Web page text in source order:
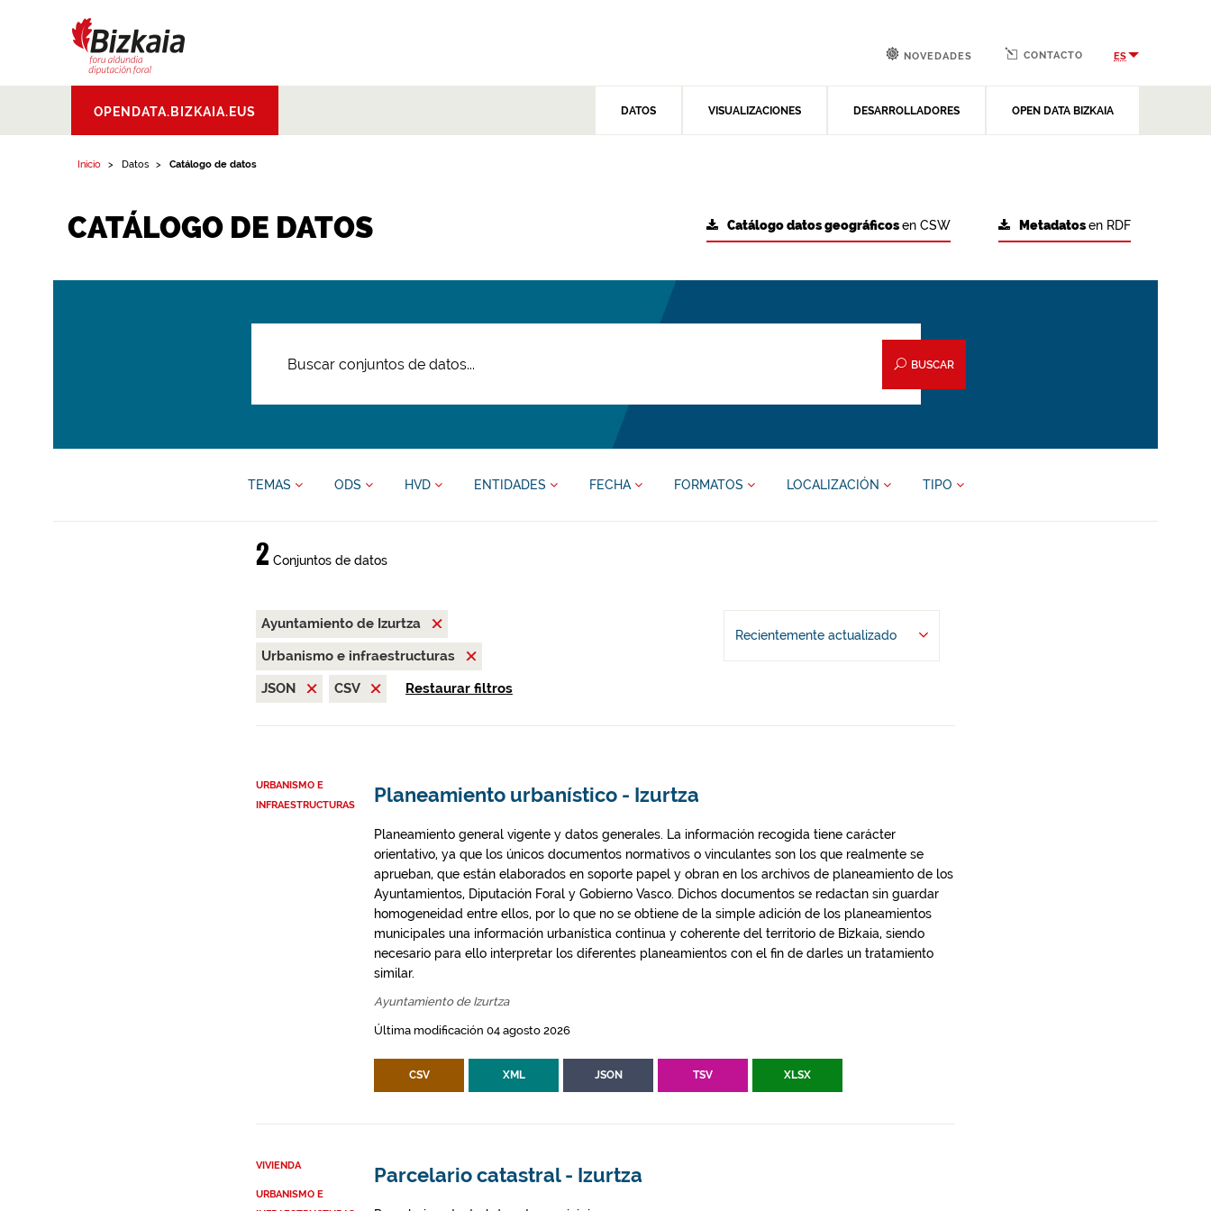
Aldundia.Diputacion
Foral de Bizkaia
OPENDATA.BIZKAIA.EUS DATOS VISUALIZACIONES DESARROLLADORES OPEN DATA BIZKAIA
NOVEDADES CONTACTO ES
Inicio Datos Catálogo de datos
CATÁLOGO DE DATOS Metadatosen RDF
Catálogo datos geográficosen CSW
BUSCAR
TEMAS ODS HVD ENTIDADES FECHA FORMATOS LOCALIZACIÓN TIPO
2 Conjuntos de datos
Ayuntamiento de Izurtza
Urbanismo e infraestructuras
JSON
CSV Restaurar filtros
Recientemente actualizado
URBANISMO E
INFRAESTRUCTURAS
Planeamiento urbanístico - Izurtza
Planeamiento general vigente y datos generales. La información recogida tiene carácter
orientativo, ya que los únicos documentos normativos o vinculantes son los que realmente se
aprueban, que están elaborados en soporte papel y obran en los archivos de planeamiento de los
Ayuntamientos, Diputación Foral y Gobierno Vasco. Dichos documentos se redactan sin guardar
homogeneidad entre ellos, por lo que no se obtiene de la simple adición de los planeamientos
municipales una información urbanística continua y coherente del territorio de Bizkaia, siendo
necesario para ello interpretar los diferentes planeamientos con el fin de darles un tratamiento
similar.
Ayuntamiento de Izurtza
Última modificación 04 agosto 2026
CSV XML JSON TSV XLSX
VIVIENDA
URBANISMO E
Parcelario catastral - Izurtza